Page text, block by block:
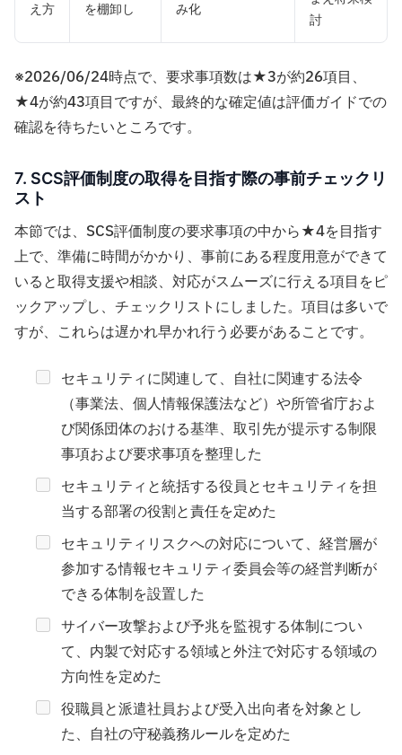
え方 を棚卸し み化
討
※2026/06/24時点で、要求事項数は★3が約26項目、
★4が約43項目ですが、最終的な確定値は評価ガイドでの
確認を待ちたいところです。
7. SCS評価制度の取得を目指す際の事前チェックリ
スト
本節では、SCS評価制度の要求事項の中から★4を目指す
上で、準備に時間がかかり、事前にある程度用意ができて
いると取得支援や相談、対応がスムーズに行える項目をピ
ックアップし、チェックリストにしました。項目は多いで
すが、これらは遅かれ早かれ行う必要があることです。
セキュリティに関連して、自社に関連する法令
（事業法、個人情報保護法など）や所管省庁およ
び関係団体のおける基準、取引先が提示する制限
事項および要求事項を整理した
セキュリティと統括する役員とセキュリティを担
当する部署の役割と責任を定めた
セキュリティリスクへの対応について、経営層が
参加する情報セキュリティ委員会等の経営判断が
できる体制を設置した
サイバー攻撃および予兆を監視する体制につい
て、内製で対応する領域と外注で対応する領域の
方向性を定めた
役職員と派遣社員および受入出向者を対象とし
た、自社の守秘義務ルールを定めた